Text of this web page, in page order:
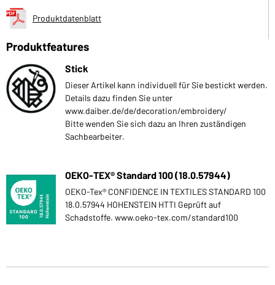
Produktdatenblatt
Produktfeatures
Stick
Dieser Artikel kann individuell für Sie bestickt werden.
Details dazu finden Sie unter
www.daiber.de/de/decoration/embroidery/
Bitte wenden Sie sich dazu an Ihren zuständigen
Sachbearbeiter.
OEKO-TEX® Standard 100 (18.0.57944)
OEKO-Tex® CONFIDENCE IN TEXTILES STANDARD 100
18.0.57944 HOHENSTEIN HTTI Geprüft auf
Schadstoffe. www.oeko-tex.com/standard100